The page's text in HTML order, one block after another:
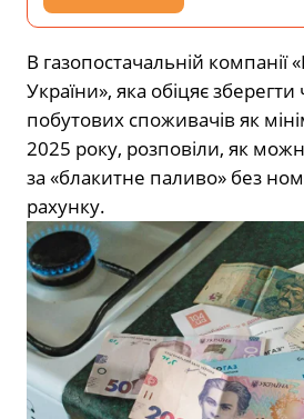
В газопостачальній компанії
України», яка обіцяє
побутових споживачів як
2025 року, розповіли, як
за «блакитне паливо» без
рахунку.